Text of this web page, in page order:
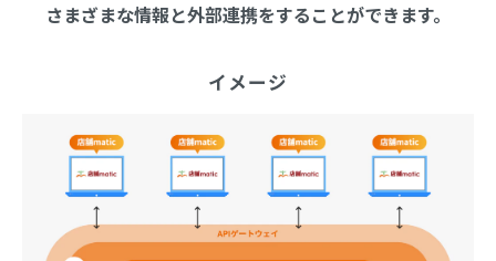
さまざまな情報と外部連携をすることができます。
イメージ